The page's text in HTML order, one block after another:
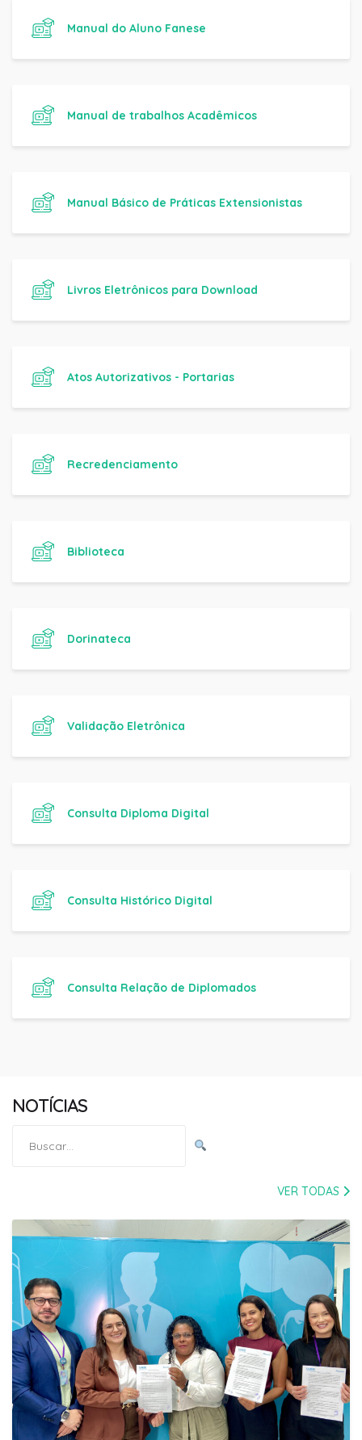
Manual do Aluno Fanese
Manual de trabalhos Acadêmicos
Manual Básico de Práticas Extensionistas
Livros Eletrônicos para Download
Atos Autorizativos - Portarias
Recredenciamento
Biblioteca
Dorinateca
Validação Eletrônica
Consulta Diploma Digital
Consulta Histórico Digital
Consulta Relação de Diplomados
NOTÍCIAS
por:
VER TODAS